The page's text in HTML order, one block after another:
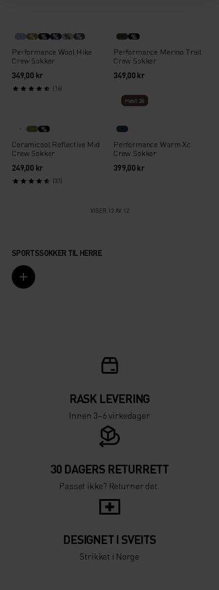
% % % % %
Performance Wool Hike
Crew Sokker
349,00 kr
(16)
%
Performance Merino Trail
Crew Sokker
349,00 kr
%
Ceramicool Reflective Mid
Crew Sokker
249,00 kr
(33)
Høst 26
Performance Warm Xc
Crew Sokker
399,00 kr
VISER 12 AV 12
SPORTSSOKKER TIL HERRE
RASK LEVERING
Innen 3–6 virkedager
30 DAGERS RETURRETT
Passet ikke? Returner det.
DESIGNET I SVEITS
Strikket i Norge